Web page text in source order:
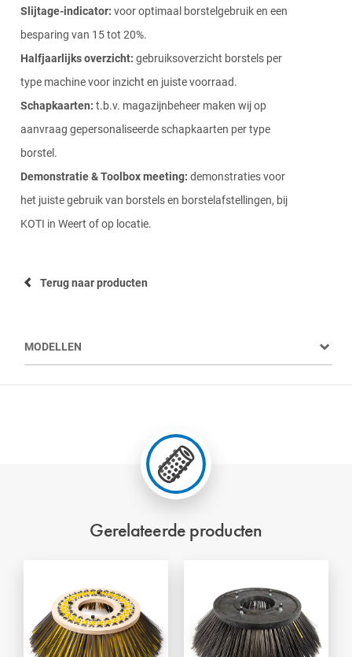
Slijtage-indicator: voor optimaal borstelgebruik en een
besparing van 15 tot 20%.
Halfjaarlijks overzicht: gebruiksoverzicht borstels per
type machine voor inzicht en juiste voorraad.
Schapkaarten: t.b.v. magazijnbeheer maken wij op
aanvraag gepersonaliseerde schapkaarten per type
borstel.
Demonstratie & Toolbox meeting: demonstraties voor
het juiste gebruik van borstels en borstelafstellingen, bij
KOTI in Weert of op locatie.
Terug naar producten
MODELLEN
Gerelateerde producten